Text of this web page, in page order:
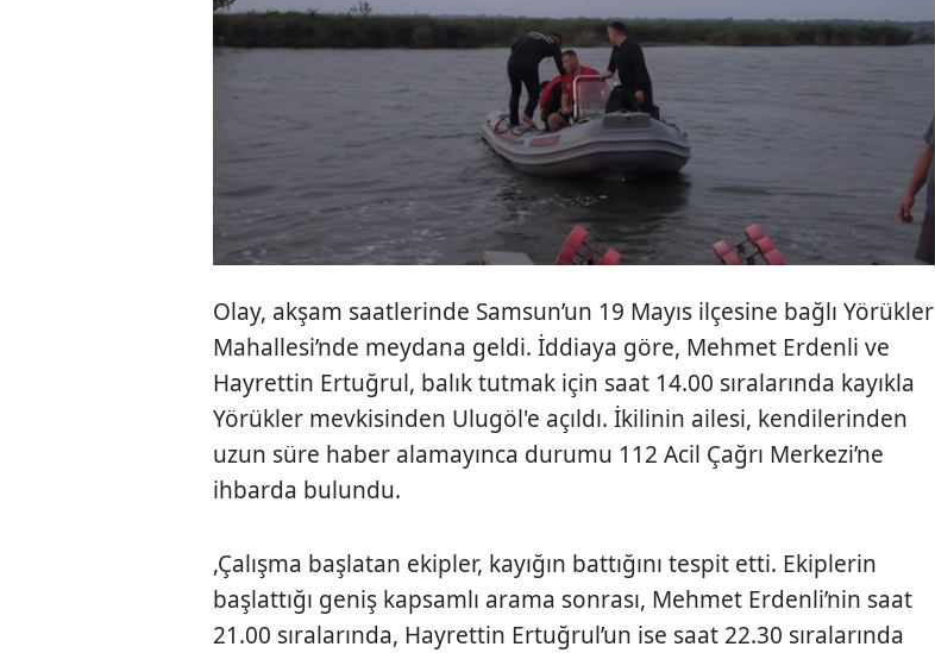
Olay, akşam saatlerinde Samsun’un 19 Mayıs ilçesine bağlı Yörükler
Mahallesi’nde meydana geldi. İddiaya göre, Mehmet Erdenli ve
Hayrettin Ertuğrul, balık tutmak için saat 14.00 sıralarında kayıkla
Yörükler mevkisinden Ulugöl'e açıldı. İkilinin ailesi, kendilerinden
uzun süre haber alamayınca durumu 112 Acil Çağrı Merkezi’ne
ihbarda bulundu.
,Çalışma başlatan ekipler, kayığın battığını tespit etti. Ekiplerin
başlattığı geniş kapsamlı arama sonrası, Mehmet Erdenli’nin saat
21.00 sıralarında, Hayrettin Ertuğrul’un ise saat 22.30 sıralarında